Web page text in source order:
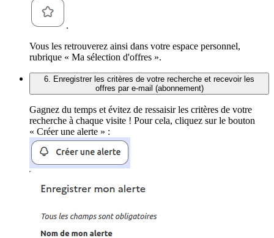
.
Vous les retrouverez ainsi dans votre espace personnel,
rubrique « Ma sélection d'offres ».
6. Enregistrer les critères de votre recherche et recevoir les
offres par e-mail (abonnement)
Gagnez du temps et évitez de ressaisir les critères de votre
recherche à chaque visite ! Pour cela, cliquez sur le bouton
« Créer une alerte » :